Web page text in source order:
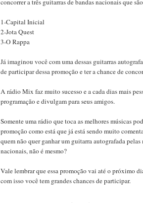
concorrer a três guitarras de bandas nacionais que
1-Capital Inicial
2-Jota Quest
3-O Rappa
Já imaginou você com uma dessas guitarras
de participar dessa promoção e ter a chance de
A rádio Mix faz muito sucesso e a cada dias mais
programação e divulgam para seus amigos.
Somente uma rádio que toca as melhores músicas
promoção como está que já está sendo muito
quem não quer ganhar um guitarra autografada pelas
nacionais, não é mesmo?
Vale lembrar que essa promoção vai até o próximo
com isso você tem grandes chances de participar.